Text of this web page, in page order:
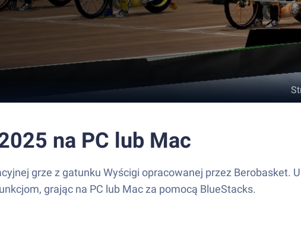
na PC lub Mac
grze z gatunku Wyścigi opracowanej przez Berobasket.
grając na PC lub Mac za pomocą BlueStacks.